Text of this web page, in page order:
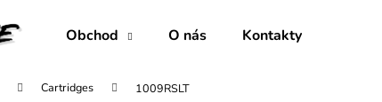
Obchod O nás Kontakty
Cartridges 1009RSLT